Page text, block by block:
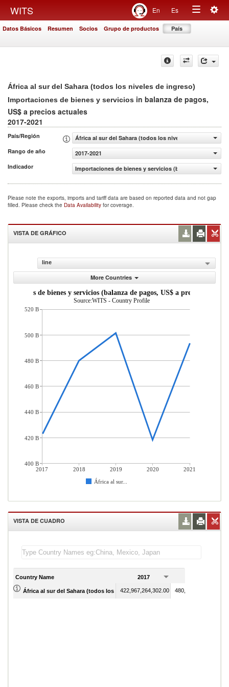
WITS En Es
Toggle
Datos Básicos Resumen Socios Grupo de productos País
África al sur del Sahara (todos los niveles de ingreso)
Importaciones de bienes y servicios in balanza de pagos,
US$ a precios actuales
2017-2021
País/Región
África al sur del Sahara (todos los niveles de ingreso)
Rango de año
2017-2021
Indicador
Importaciones de bienes y servicios (balanza de pagos,
Please note the exports, imports and tariff data are based on reported data and not gap
filled. Please check the Data Availability for coverage.
VISTA DE GRÁFICO
line
More Countries
de bienes y servicios (balanza de pagos, US$ a precios
Source:WITS - Country Profile
2017 2018 2019 2020 2021
África al sur...
520 B
500 B
480 B
460 B
440 B
420 B
400 B
VISTA DE CUADRO
Country Name 2017
África al sur del Sahara (todos los niveles de ingreso)
422,967,264,302.00 480,083,406,839.00